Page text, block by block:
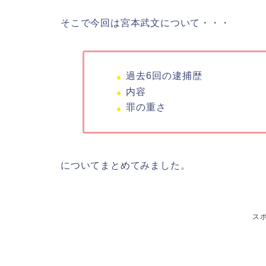
そこで今回は宮本武文について・・・
過去6回の逮捕歴
内容
罪の重さ
についてまとめてみました。
ス